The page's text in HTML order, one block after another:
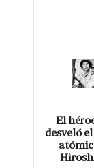
El
desveló